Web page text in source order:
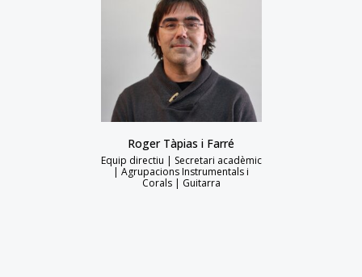
Roger Tàpias i Farré
Equip directiu | Secretari acadèmic
| Agrupacions Instrumentals i
Corals | Guitarra